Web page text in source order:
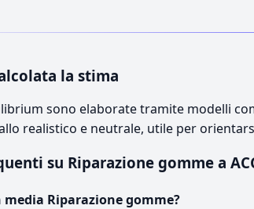
la stima
sono elaborate tramite modelli
realistico e neutrale, utile per
su Riparazione gomme a
Riparazione gomme?